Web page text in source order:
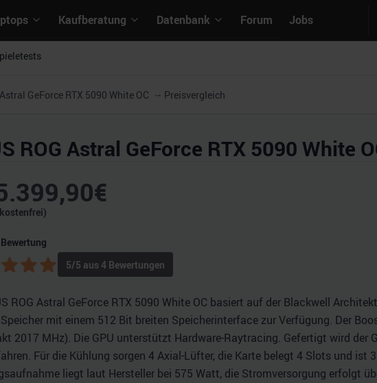
Kaufberatung Datenbank Forum Jobs
GeForce RTX 5090 White OC Preisvergleich
ROG Astral GeForce RTX 5090 White
€
5/5 aus 4 Bewertungen
ROG Astral GeForce RTX 5090 White OC basiert auf der Blackwell
mit einem 512 Bit breiten Speicherinterface zur Verfügung. Der
2017 MHz). Die GPU unterstützt Hardware-Raytracing. Gefertigt wird der
Für die Kühlung sorgen 4 Axial-Lüfter, die Karte belegt 4 Slots und ist
liegt laut Hersteller bei 575 Watt, die Stromversorgung erfolgt